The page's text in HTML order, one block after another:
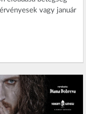
vagy január